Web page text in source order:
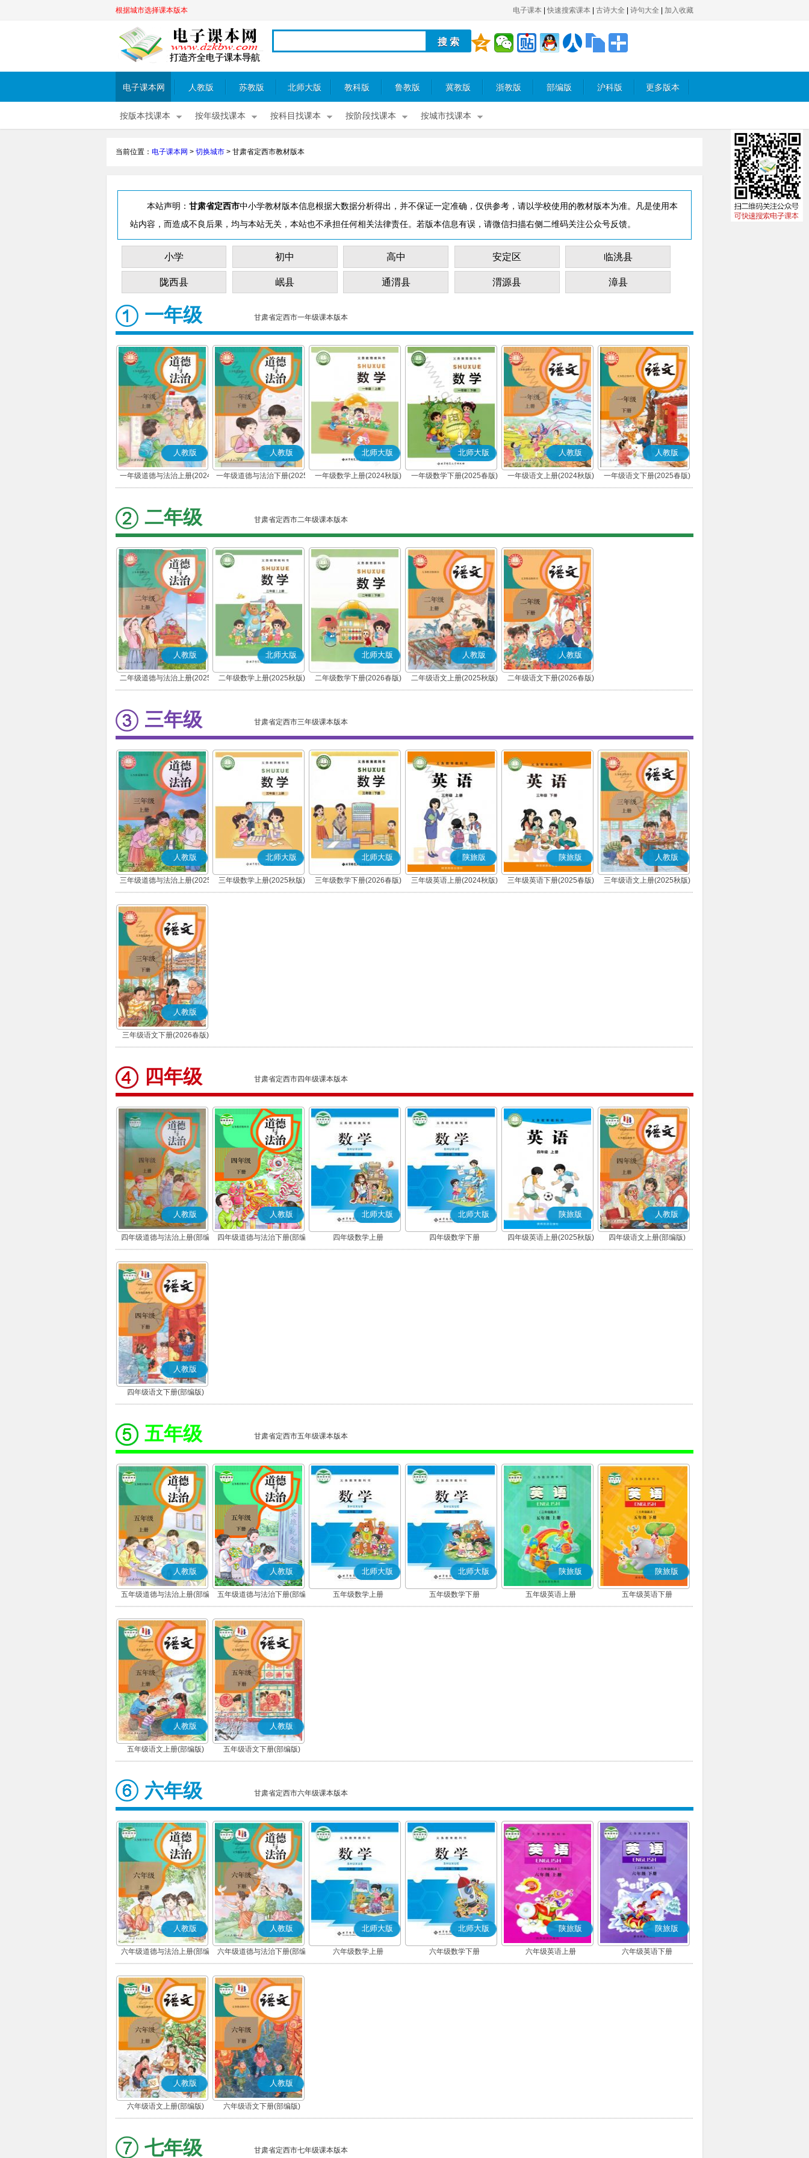
根据城市选择课本版本 电子课本 快速搜索课本 古诗大全 诗句大全 加入收藏
电子课本网 人教版 苏教版 北师大版 教科版 鲁教版 冀教版 浙教版 部编版 沪科版 更多版本
按版本找课本 按年级找课本 按科目找课本 按阶段找课本 按城市找课本
当前位置： 电子课本网 > 切换城市 > 甘肃省定西市教材版本
本站声明： 甘肃省定西市中小学教材版本信息根据大数据分析得出，并不保证一定准确，仅供参考，请以学校使用的教材版本为准。凡是使用本
站内容，而造成不良后果，均与本站无关，本站也不承担任何相关法律责任。若版本信息有误，请微信扫描右侧二维码关注公众号反馈。
小学 初中 高中 安定区 临洮县
陇西县 岷县 通渭县 渭源县 漳县
一年级 甘肃省定西市一年级课本版本
人教版
一年级道德与法治上册(2024
秋版)(部编版)
人教版
一年级道德与法治下册(2025
春版)(部编版)
北师大版
一年级数学上册(2024秋版)
北师大版
一年级数学下册(2025春版)
人教版
一年级语文上册(2024秋版)
(部编版)
人教版
一年级语文下册(2025春版)
(部编版)
二年级 甘肃省定西市二年级课本版本
人教版
二年级道德与法治上册(2025
秋版)(部编版)
北师大版
二年级数学上册(2025秋版)
北师大版
二年级数学下册(2026春版)
人教版
二年级语文上册(2025秋版)
(部编版)
人教版
二年级语文下册(2026春版)
(部编版)
三年级 甘肃省定西市三年级课本版本
人教版
三年级道德与法治上册(2025
秋版)(部编版)
北师大版
三年级数学上册(2025秋版)
北师大版
三年级数学下册(2026春版)
陕旅版
三年级英语上册(2024秋版)
陕旅版
三年级英语下册(2025春版)
人教版
三年级语文上册(2025秋版)
(部编版)
人教版
三年级语文下册(2026春版)
(部编版)
四年级 甘肃省定西市四年级课本版本
人教版
四年级道德与法治上册(部编
版)
人教版
四年级道德与法治下册(部编
版)
北师大版
四年级数学上册
北师大版
四年级数学下册
陕旅版
四年级英语上册(2025秋版)
人教版
四年级语文上册(部编版)
人教版
四年级语文下册(部编版)
五年级 甘肃省定西市五年级课本版本
人教版
五年级道德与法治上册(部编
版)
人教版
五年级道德与法治下册(部编
版)
北师大版
五年级数学上册
北师大版
五年级数学下册
陕旅版
五年级英语上册
陕旅版
五年级英语下册
人教版
五年级语文上册(部编版)
人教版
五年级语文下册(部编版)
六年级 甘肃省定西市六年级课本版本
人教版
六年级道德与法治上册(部编
版)
人教版
六年级道德与法治下册(部编
版)
北师大版
六年级数学上册
北师大版
六年级数学下册
陕旅版
六年级英语上册
陕旅版
六年级英语下册
人教版
六年级语文上册(部编版)
人教版
六年级语文下册(部编版)
七年级 甘肃省定西市七年级课本版本